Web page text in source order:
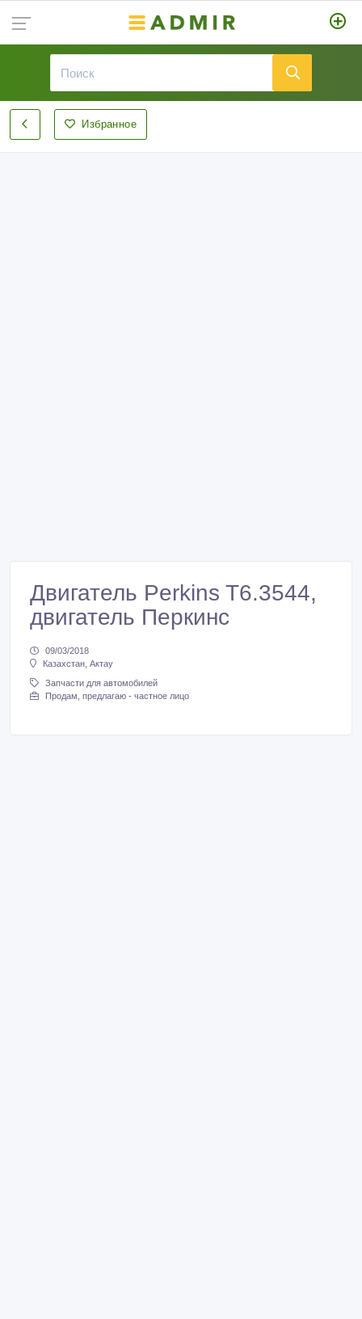
Избранное
Двигатель Perkins T6.3544,
двигатель Перкинс
09/03/2018
Казахстан, Актау
Запчасти для автомобилей
Продам, предлагаю - частное лицо